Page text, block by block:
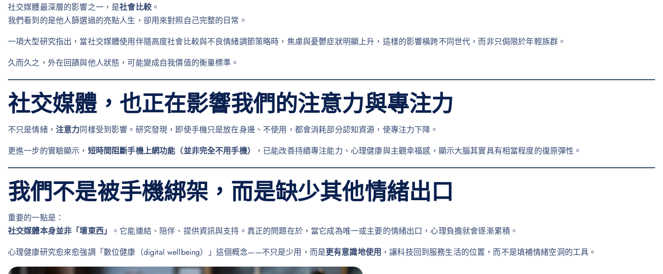
社交媒體最深層的影響之一，是社會比較。
我們看到的是他人篩選過的亮點人生，卻用來對照自己完整的日常。
一項大型研究指出，當社交媒體使用伴隨高度社會比較與不良情緒調節策略時，焦慮與憂鬱症狀明顯上升，這樣的影響橫跨不同世代，而非只侷限於年輕族群。
久而久之，外在回饋與他人狀態，可能變成自我價值的衡量標準。
社交媒體，也正在影響我們的注意力與專注力
不只是情緒， 注意力同樣受到影響。研究發現，即使手機只是放在身邊、不使用，都會消耗部分認知資源，使專注力下降。
更進一步的實驗顯示， 短時間阻斷手機上網功能（並非完全不用手機） ，已能改善持續專注能力、心理健康與主觀幸福感，顯示大腦其實具有相當程度的復原彈性。
我們不是被手機綁架，而是缺少其他情緒出口
重要的一點是：
社交媒體本身並非「壞東西」
。它能連結、陪伴、提供資訊與支持。真正的問題在於，當它成為唯一或主要的情緒出口，心理負擔就會逐漸累積。
心理健康研究愈來愈強調「數位健康（digital wellbeing）」這個概念——不只是少用，而是更有意識地使用 ，讓科技回到服務生活的位置，而不是填補情緒空洞的工具。